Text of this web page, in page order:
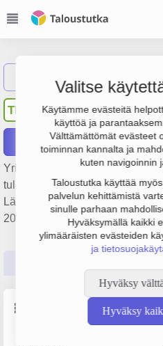
Valitse
Käytämme evästeitä
käyttöä ja
Välttämättömät evästeet
toiminnan kannalta ja
kuten navigoinnin
Taloustutka käyttää
palvelun kehittämistä
sinulle parhaan
Hyväksymällä kaikki
ylimääräisten evästeiden
ja
Hyväksy
Hyväksy
TK
Raportit
Yrityksen Talotekniikka
tulos 15 000 € ja
Lämpö-, vesijohto- ja
2008 ja sijainti Muhos.